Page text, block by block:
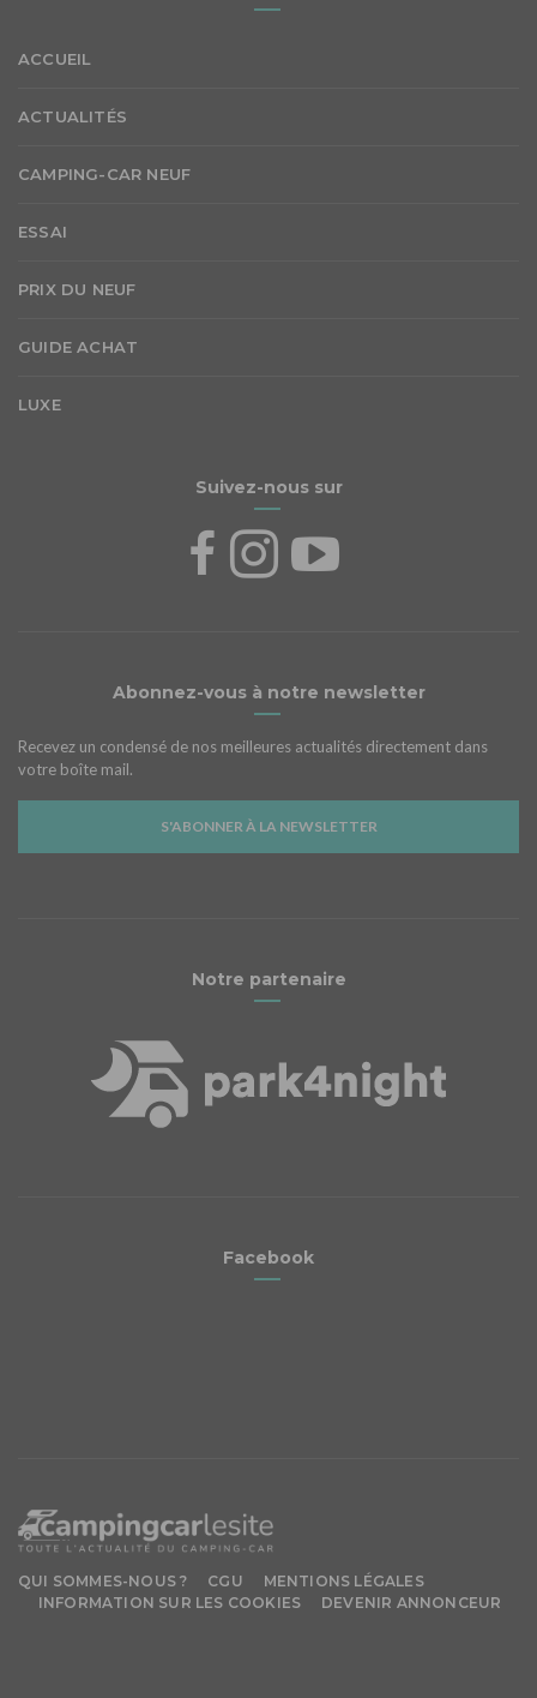
ACCUEIL
ACTUALITÉS
CAMPING-CAR NEUF
ESSAI
PRIX DU NEUF
GUIDE ACHAT
LUXE
Suivez-nous sur
Abonnez-vous à notre newsletter
Recevez un condensé de nos meilleures actualités directement dans
votre boîte mail.
S'ABONNER À LA NEWSLETTER
Notre partenaire
Facebook
QUI SOMMES-NOUS ? CGU
MENTIONS LÉGALES
INFORMATION SUR LES COOKIES
DEVENIR ANNONCEUR